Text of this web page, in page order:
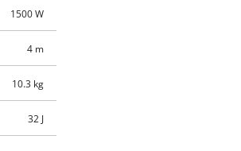
1500 W
4 m
10.3 kg
32 J